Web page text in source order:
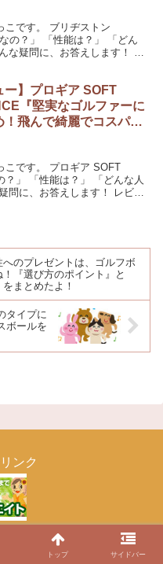
こです。 ブリヂストン
の？」 「性能は？」 「どん
な疑問に、お答えします！ レ
ー】プロギア SOFT
『堅実なゴルファーに
！飛んで綺麗でコスパ
こです。 プロギア SOFT
？」 「性能は？」 「どんな人
問に、お答えします！ レビュ
へのプレゼントは、ゴルフボ
『選び方のポイント』と
をまとめたよ！
タイプに
ボールを
ンク
トップ サイドバー